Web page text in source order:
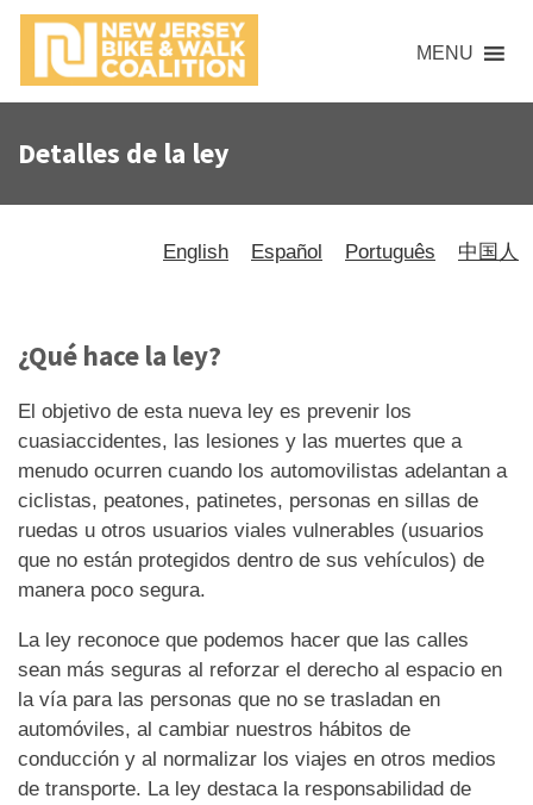
MENU
Detalles de la ley
English Español Português 中国人
¿Qué hace la ley?
El objetivo de esta nueva ley es prevenir los
cuasiaccidentes, las lesiones y las muertes que a
menudo ocurren cuando los automovilistas adelantan a
ciclistas, peatones, patinetes, personas en sillas de
ruedas u otros usuarios viales vulnerables (usuarios
que no están protegidos dentro de sus vehículos) de
manera poco segura.
La ley reconoce que podemos hacer que las calles
sean más seguras al reforzar el derecho al espacio en
la vía para las personas que no se trasladan en
automóviles, al cambiar nuestros hábitos de
conducción y al normalizar los viajes en otros medios
de transporte. La ley destaca la responsabilidad de